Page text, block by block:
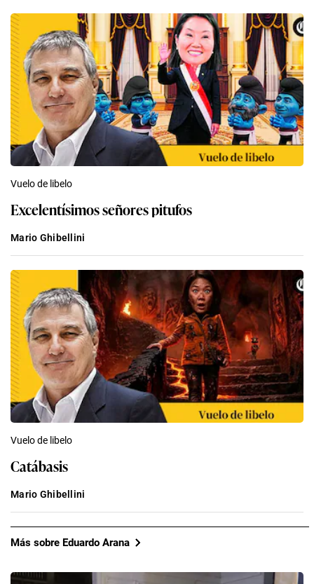
Vuelo de libelo
Excelentísimos señores pitufos
Mario Ghibellini
Vuelo de libelo
Catábasis
Mario Ghibellini
Más sobre Eduardo Arana